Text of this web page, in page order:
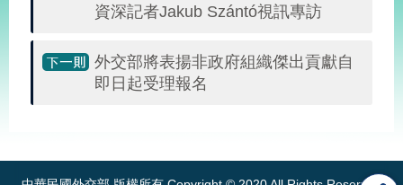
政
府
網
資
放
資深記者Jakub Szántó視訊專訪
外交部將表揚非政府組織傑出貢獻自
即日起受理報名